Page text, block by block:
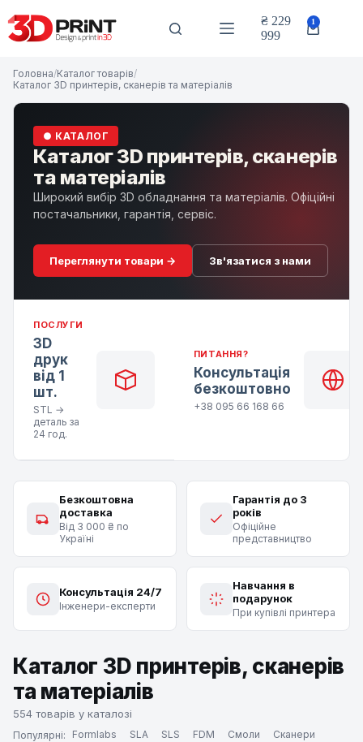
до
вмісту
Кошик
₴ 229
999
1
Головна/Каталог товарів/
Каталог 3D принтерів, сканерів та матеріалів
● КАТАЛОГ
Каталог 3D принтерів, сканерів
та матеріалів
Широкий вибір 3D обладнання та матеріалів. Офіційні
постачальники, гарантія, сервіс.
Переглянути товари → Зв'язатися з нами
ПОСЛУГИ
3D
друк
від 1
шт.
STL →
деталь за
24 год.
ПИТАННЯ?
Консультація
безкоштовно
+38 095 66 168 66
Безкоштовна
доставка
Від 3 000 ₴ по
Україні
Гарантія до 3
років
Офіційне
представництво
Консультація 24/7
Інженери-експерти
Навчання в
подарунок
При купівлі принтера
Каталог 3D принтерів, сканерів
та матеріалів
554 товарів у каталозі
Популярні: Formlabs SLA SLS FDM Смоли Сканери